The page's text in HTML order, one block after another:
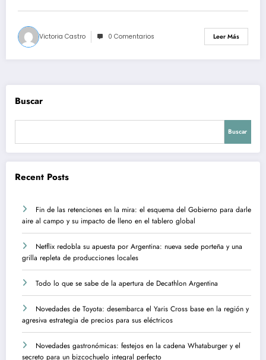
Victoria Castro 0 Comentarios Leer Más
Buscar
Buscar
Recent Posts
Fin de las retenciones en la mira: el esquema del Gobierno para darle
aire al campo y su impacto de lleno en el tablero global
Netflix redobla su apuesta por Argentina: nueva sede porteña y una
grilla repleta de producciones locales
Todo lo que se sabe de la apertura de Decathlon Argentina
Novedades de Toyota: desembarca el Yaris Cross base en la región y
agresiva estrategia de precios para sus eléctricos
Novedades gastronómicas: festejos en la cadena Whataburger y el
secreto para un bizcochuelo integral perfecto